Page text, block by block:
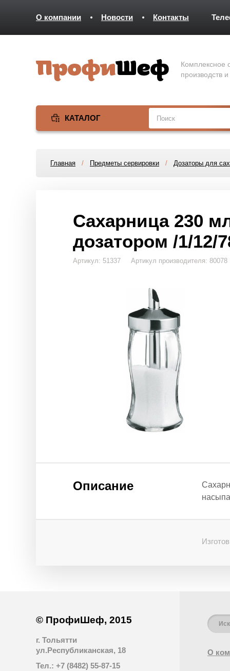
О компании Новости Контакты
Комплексное
производств
КАТАЛОГ
Главная / Предметы сервировки / Дозаторы для
Сахарница 230
дозатором /1/12/
Артикул: 51337 Артикул производителя: 80078
Описание
© ПрофиШеф, 2015
г. Тольятти
ул.Республиканская, 18
Тел.: +7 (8482) 55-87-15
О